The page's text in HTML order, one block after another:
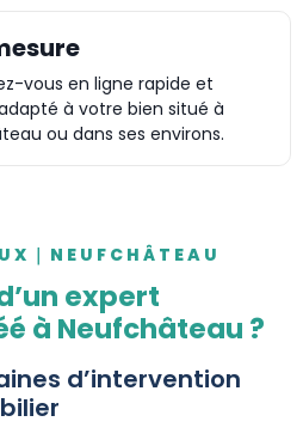
vous en ligne rapide et
à votre bien situé à
ou dans ses environs.
｜NEUFCHÂTEAU
expert
à Neufchâteau ?
d’intervention